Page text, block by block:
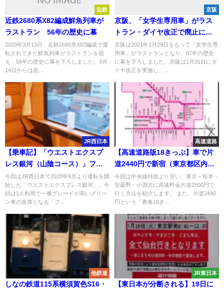
近鉄
近鉄2680系X82編成鮮魚列車が
ラストラン 56年の歴史に幕
2020年3月13日、近鉄2680系X82編成で運
転されてきた鮮魚列車がラストランを迎
え、56年の歴史に幕を下ろしました。3月
14日からは急...
京阪
京阪、「女学生専用車」がラス
トラン・ダイヤ改正で廃止に
67年の歴史に幕
京阪は2021年1月29日をもって「女学生専
用車」がラストランとなり、67年の歴史
に幕を下ろしました。京阪は1月31日にダ
イヤ改正を実施し、...
JR西日本
【乗車記】「ウエストエクスプ
レス銀河（山陰コース）」ファ
ーストシート（グリーン車指定
席） 車内では寝れる？乗車時
の注意点も解説
今回はJR西日本で2020年9月より運転を開
始した「ウエストエクスプレス銀河」。今
回は1人利用で一番グレードが高いグリー
ン車の座席となる「フ...
高速道路
【高速道路版18きっぷ】車で片
道2440円で新宿（東京都区内）
から松本・安曇野・甲府・小淵
沢・大月に高速乗り放題で行く
方法 中央線特急より安くて便
今回は中央線特急より安い、東京～松本・
安曇野・小淵沢に高速料金片道2500円で
行く方法を紹介します。 また、片道2440
円という「青春18き...
他鉄道
しなの鉄道115系横須賀色S16・
JR東日本
【東日本が分断される】19日に